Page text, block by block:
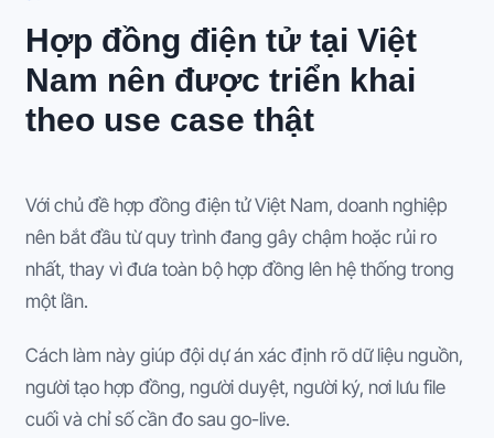
Hợp đồng điện tử tại Việt
Nam nên được triển khai
theo use case thật
Với chủ đề hợp đồng điện tử Việt Nam, doanh nghiệp
nên bắt đầu từ quy trình đang gây chậm hoặc rủi ro
nhất, thay vì đưa toàn bộ hợp đồng lên hệ thống trong
một lần.
Cách làm này giúp đội dự án xác định rõ dữ liệu nguồn,
người tạo hợp đồng, người duyệt, người ký, nơi lưu file
cuối và chỉ số cần đo sau go-live.